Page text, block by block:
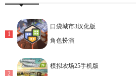
口袋城市3汉化版
角色扮演
模拟农场25手机版